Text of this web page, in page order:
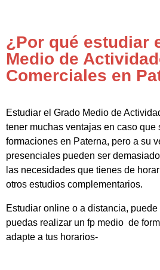
¿Por qué estudiar
Medio de
Comerciales en
Estudiar el Grado Medio de
tener muchas ventajas en caso que
formaciones en Paterna, pero a su
presenciales pueden ser
las necesidades que tienes de
otros estudios complementarios.
Estudiar online o a distancia,
puedas realizar un fp medio de
adapte a tus horarios-